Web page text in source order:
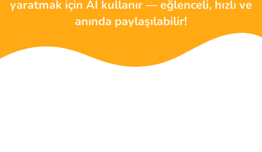
yaratmak için AI kullanır — eğlenceli, hızlı ve
anında paylaşılabilir!